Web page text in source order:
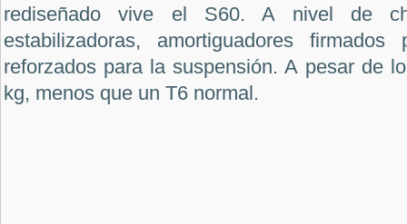
rediseñado vive el S60. A nivel de
estabilizadoras, amortiguadores
reforzados para la suspensión. A pesar de
kg, menos que un T6 normal.